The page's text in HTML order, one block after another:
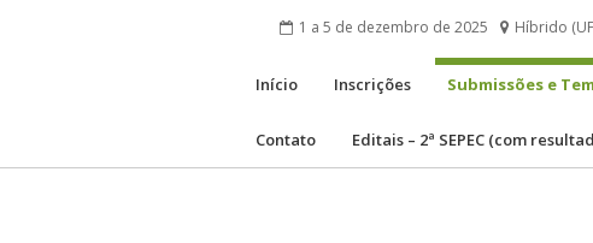
1 a 5 de dezembro de 2025 Híbrido
Início Inscrições Submissões e
Contato Editais – 2ª SEPEC (com